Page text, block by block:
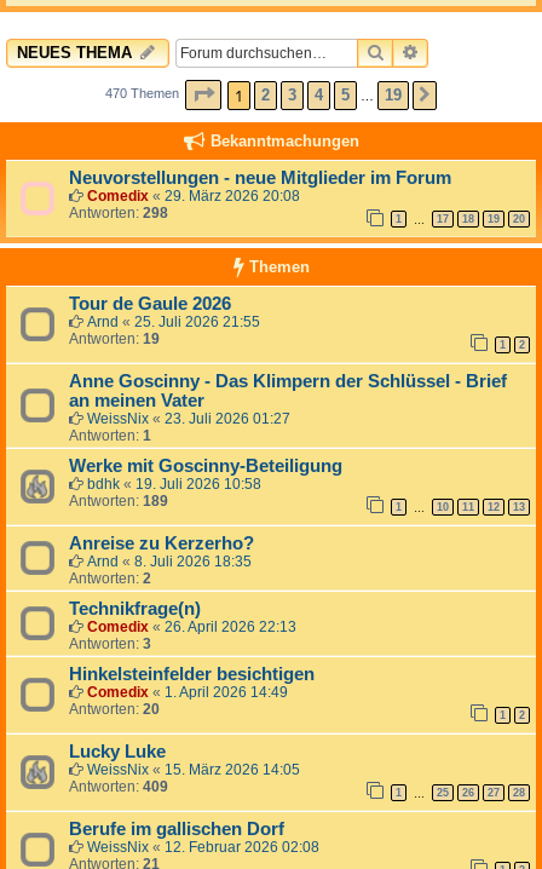
NEUES THEMA SUCHEERWEITERTE
470 Themen SEITE1 VON19
1 2 3 4 5 19
Bekanntmachungen
Neuvorstellungen - neue Mitglieder im Forum
Comedix « 29. März 2026 20:08
Antworten: 298 1 … 17 18 19 20
Themen
Tour de Gaule 2026
Arnd « 25. Juli 2026 21:55
Antworten: 19 1 2
Anne Goscinny - Das Klimpern der Schlüssel - Brief
an meinen Vater
WeissNix « 23. Juli 2026 01:27
Antworten: 1
Werke mit Goscinny-Beteiligung
bdhk « 19. Juli 2026 10:58
Antworten: 189 1 … 10 11 12 13
Anreise zu Kerzerho?
Arnd « 8. Juli 2026 18:35
Antworten: 2
Technikfrage(n)
Comedix « 26. April 2026 22:13
Antworten: 3
Hinkelsteinfelder besichtigen
Comedix « 1. April 2026 14:49
Antworten: 20 1 2
Lucky Luke
WeissNix « 15. März 2026 14:05
Antworten: 409 1 … 25 26 27 28
Berufe im gallischen Dorf
WeissNix « 12. Februar 2026 02:08
Antworten: 21